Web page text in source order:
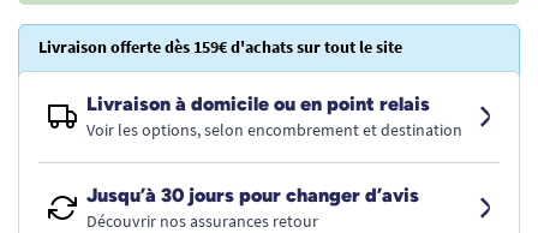
Livraison offerte dès 159€ d'achats sur tout le site
Livraison à domicile ou en point relais
Voir les options, selon encombrement et destination
Jusqu’à 30 jours pour changer d’avis
Découvrir nos assurances retour